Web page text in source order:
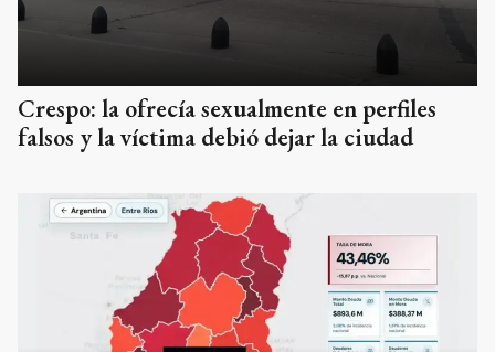
Crespo: la ofrecía sexualmente en perfiles
falsos y la víctima debió dejar la ciudad